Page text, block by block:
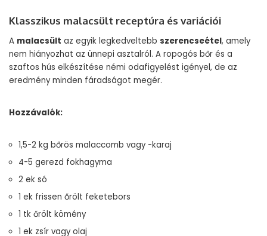
Klasszikus malacsült receptúra és variációi
A malacsült az egyik legkedveltebb szerencseétel, amely
nem hiányozhat az ünnepi asztalról. A ropogós bőr és a
szaftos hús elkészítése némi odafigyelést igényel, de az
eredmény minden fáradságot megér.
Hozzávalók:
1,5-2 kg bőrös malaccomb vagy -karaj
4-5 gerezd fokhagyma
2 ek só
1 ek frissen őrölt feketebors
1 tk őrölt kömény
1 ek zsír vagy olaj